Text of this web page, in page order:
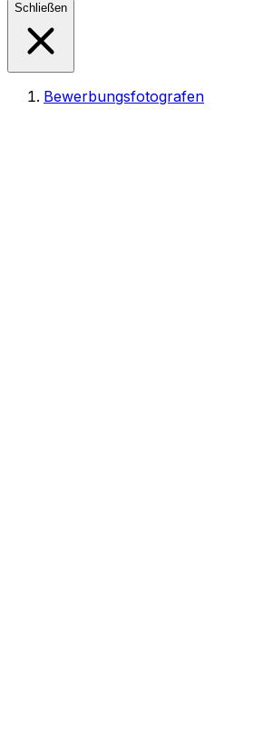
Schließen
Bewerbungsfotografen